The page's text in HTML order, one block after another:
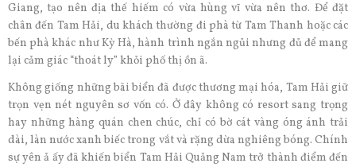
Giang, tạo nên địa thế hiếm có vừa hùng vĩ vừa nên thơ. Để đặt
chân đến Tam Hải, du khách thường đi phà từ Tam Thanh hoặc các
bến phà khác như Kỳ Hà, hành trình ngắn ngủi nhưng đủ để mang
lại cảm giác “thoát ly” khỏi phố thị ồn ã.
Không giống những bãi biển đã được thương mại hóa, Tam Hải giữ
trọn vẹn nét nguyên sơ vốn có. Ở đây không có resort sang trọng
hay những hàng quán chen chúc, chỉ có bờ cát vàng óng ánh trải
dài, làn nước xanh biếc trong vắt và rặng dừa nghiêng bóng. Chính
sự yên ả ấy đã khiến biển Tam Hải Quảng Nam trở thành điểm đến